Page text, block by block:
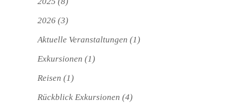
2026 (3)
Aktuelle Veranstaltungen (1)
Exkursionen (1)
Reisen (1)
Rückblick Exkursionen (4)